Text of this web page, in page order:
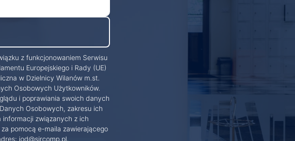
z funkcjonowaniem Serwisu
Europejskiego i Rady (UE)
w Dzielnicy Wilanów m.st.
Osobowych Użytkowników.
i poprawiania swoich danych
Osobowych, zakresu ich
związanych z ich
pomocą e-maila zawierającego
iod@sircomp.pl.